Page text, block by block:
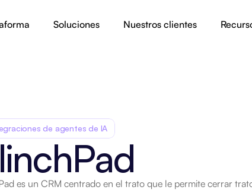
de agentes de IA
es un CRM centrado en el trato que le permite cerrar
Soluciones Nuestros clientes